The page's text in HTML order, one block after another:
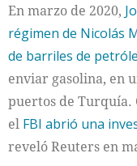
En marzo de 2020,
régimen de Nicolás
de barriles de
enviar gasolina, en
puertos de Turquía.
el FBI abrió una
reveló Reuters en